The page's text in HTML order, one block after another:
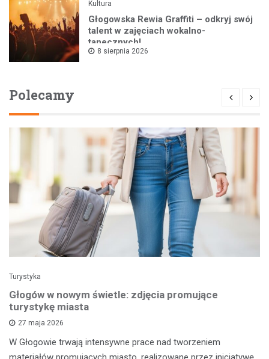
Kultura
Głogowska Rewia Graffiti – odkryj swój
talent w zajęciach wokalno-
tanecznych!
8 sierpnia 2026
Polecamy
Turystyka
Głogów w nowym świetle: zdjęcia promujące
turystykę miasta
27 maja 2026
W Głogowie trwają intensywne prace nad tworzeniem